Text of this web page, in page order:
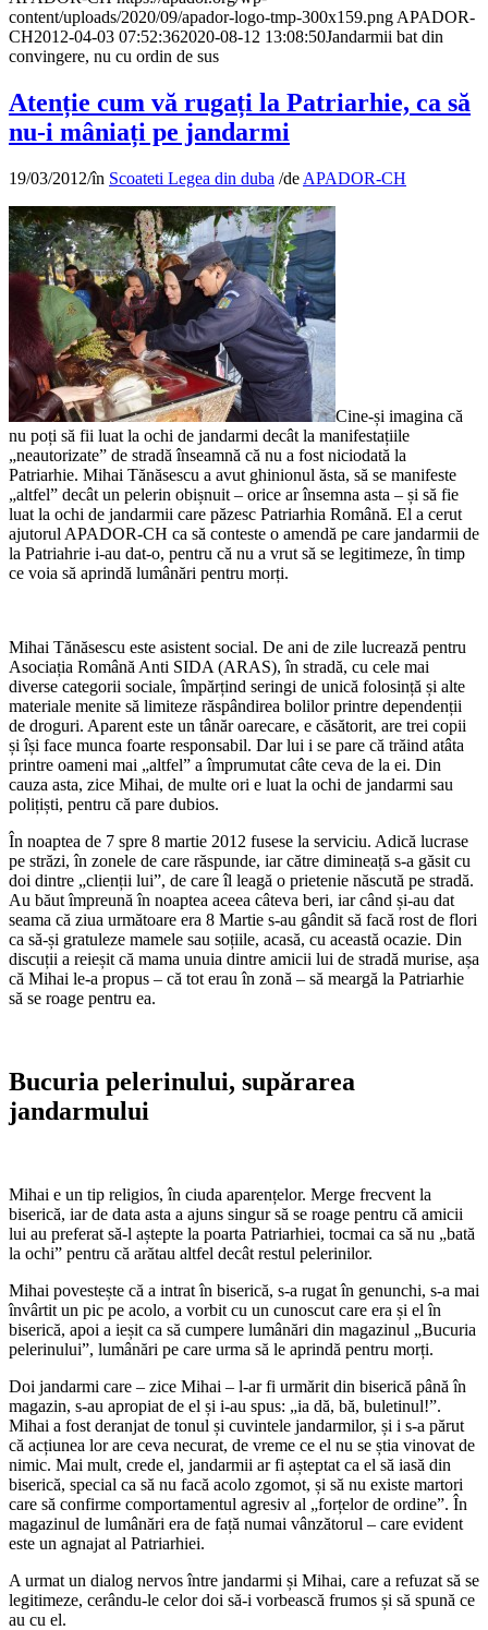
content/uploads/2020/09/apador-logo-tmp-300x159.png APADOR-
CH2012-04-03 07:52:362020-08-12 13:08:50Jandarmii bat din
convingere, nu cu ordin de sus
Atenție cum vă rugați la Patriarhie, ca să
nu-i mâniați pe jandarmi
19/03/2012/în Scoateti Legea din duba /de APADOR-CH
Cine-și imagina că
nu poți să fii luat la ochi de jandarmi decât la manifestațiile
„neautorizate” de stradă înseamnă că nu a fost niciodată la
Patriarhie. Mihai Tănăsescu a avut ghinionul ăsta, să se manifeste
„altfel” decât un pelerin obișnuit – orice ar însemna asta – și să fie
luat la ochi de jandarmii care păzesc Patriarhia Română. El a cerut
ajutorul APADOR-CH ca să conteste o amendă pe care jandarmii de
la Patriahrie i-au dat-o, pentru că nu a vrut să se legitimeze, în timp
ce voia să aprindă lumânări pentru morți.
Mihai Tănăsescu este asistent social. De ani de zile lucrează pentru
Asociația Română Anti SIDA (ARAS), în stradă, cu cele mai
diverse categorii sociale, împărțind seringi de unică folosință și alte
materiale menite să limiteze răspândirea bolilor printre dependenții
de droguri. Aparent este un tânăr oarecare, e căsătorit, are trei copii
și își face munca foarte responsabil. Dar lui i se pare că trăind atâta
printre oameni mai „altfel” a împrumutat câte ceva de la ei. Din
cauza asta, zice Mihai, de multe ori e luat la ochi de jandarmi sau
polițiști, pentru că pare dubios.
În noaptea de 7 spre 8 martie 2012 fusese la serviciu. Adică lucrase
pe străzi, în zonele de care răspunde, iar către dimineață s-a găsit cu
doi dintre „clienții lui”, de care îl leagă o prietenie născută pe stradă.
Au băut împreună în noaptea aceea câteva beri, iar când și-au dat
seama că ziua următoare era 8 Martie s-au gândit să facă rost de flori
ca să-și gratuleze mamele sau soțiile, acasă, cu această ocazie. Din
discuții a reieșit că mama unuia dintre amicii lui de stradă murise, așa
că Mihai le-a propus – că tot erau în zonă – să meargă la Patriarhie
să se roage pentru ea.
Bucuria pelerinului, supărarea
jandarmului
Mihai e un tip religios, în ciuda aparențelor. Merge frecvent la
biserică, iar de data asta a ajuns singur să se roage pentru că amicii
lui au preferat să-l aștepte la poarta Patriarhiei, tocmai ca să nu „bată
la ochi” pentru că arătau altfel decât restul pelerinilor.
Mihai povestește că a intrat în biserică, s-a rugat în genunchi, s-a mai
învârtit un pic pe acolo, a vorbit cu un cunoscut care era și el în
biserică, apoi a ieșit ca să cumpere lumânări din magazinul „Bucuria
pelerinului”, lumânări pe care urma să le aprindă pentru morți.
Doi jandarmi care – zice Mihai – l-ar fi urmărit din biserică până în
magazin, s-au apropiat de el și i-au spus: „ia dă, bă, buletinul!”.
Mihai a fost deranjat de tonul și cuvintele jandarmilor, și i s-a părut
că acțiunea lor are ceva necurat, de vreme ce el nu se știa vinovat de
nimic. Mai mult, crede el, jandarmii ar fi așteptat ca el să iasă din
biserică, special ca să nu facă acolo zgomot, și să nu existe martori
care să confirme comportamentul agresiv al „forțelor de ordine”. În
magazinul de lumânări era de față numai vânzătorul – care evident
este un agnajat al Patriarhiei.
A urmat un dialog nervos între jandarmi și Mihai, care a refuzat să se
legitimeze, cerându-le celor doi să-i vorbească frumos și să spună ce
au cu el.